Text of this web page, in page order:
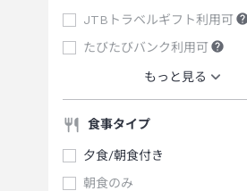
JTBトラベルギフト利用可
たびたびバンク利用可
もっと見る
食事タイプ
夕食/朝食付き
朝食のみ